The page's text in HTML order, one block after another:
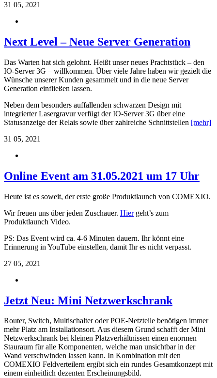
31 05, 2021
Next Level – Neue Server Generation
Das Warten hat sich gelohnt. Heißt unser neues Prachtstück – den
IO-Server 3G – willkommen. Über viele Jahre haben wir gezielt die
Wünsche unserer Kunden gesammelt und in die neue Server
Generation einfließen lassen.
Neben dem besonders auffallenden schwarzen Design mit
integrierter Lasergravur verfügt der IO-Server 3G über eine
Statusanzeige der Relais sowie über zahlreiche Schnittstellen [mehr]
31 05, 2021
Online Event am 31.05.2021 um 17 Uhr
Heute ist es soweit, der erste große Produktlaunch von COMEXIO.
Wir freuen uns über jeden Zuschauer. Hiergeht’s zum
Produktlaunch Video.
PS: Das Event wird ca. 4-6 Minuten dauern. Ihr könnt eine
Erinnerung in YouTube einstellen, damit Ihr es nicht verpasst.
27 05, 2021
Jetzt Neu: Mini Netzwerkschrank
Router, Switch, Multischalter oder POE-Netzteile benötigen immer
mehr Platz am Installationsort. Aus diesem Grund schafft der Mini
Netzwerkschrank bei kleinen Platzverhältnissen einen enormen
Stauraum für alle Komponenten, welche man unsichtbar in der
Wand verschwinden lassen kann. In Kombination mit den
COMEXIO Feldverteilern ergibt sich ein rundes Gesamtkonzept mit
einem einheitlich dezenten Erscheinungsbild.